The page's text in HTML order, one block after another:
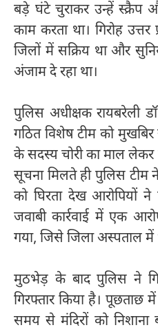
बड़े घंटे चुराकर उन्हें स्क्रैप
काम करता था। गिरोह
जिलों में सक्रिय था और
अंजाम दे रहा था।
पुलिस अधीक्षक रायबरेली
गठित विशेष टीम को मुखबिर
के सदस्य चोरी का माल लेकर
सूचना मिलते ही पुलिस टीम
को घिरता देख आरोपियों
जवाबी कार्रवाई में एक
गया, जिसे जिला अस्पताल में
मुठभेड़ के बाद पुलिस ने
गिरफ्तार किया है।
समय से मंदिरों को